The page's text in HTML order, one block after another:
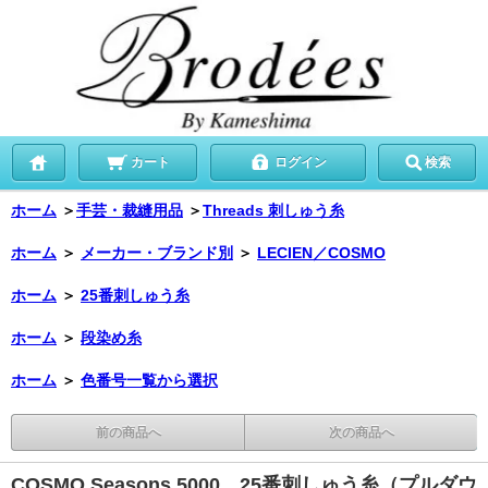
カート ログイン 検索
ホーム ＞手芸・裁縫用品 ＞Threads 刺しゅう糸
ホーム ＞ メーカー・ブランド別 ＞ LECIEN／COSMO
ホーム ＞ 25番刺しゅう糸
ホーム ＞ 段染め糸
ホーム ＞ 色番号一覧から選択
前の商品へ 次の商品へ